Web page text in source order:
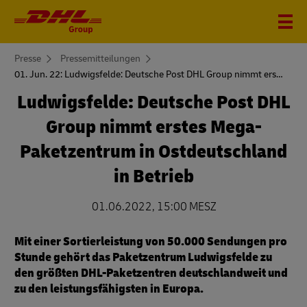
You
here
Presse
Pressemitteilungen
01. Jun. 22: Ludwigsfelde: Deutsche Post DHL Group nimmt erstes Mega-Paketzentrum in Ostdeutschland in Betrieb
Ludwigsfelde: Deutsche Post DHL
Group nimmt erstes Mega-
Paketzentrum in Ostdeutschland
in Betrieb
01.06.2022, 15:00 MESZ
Mit einer Sortierleistung von 50.000 Sendungen pro
Stunde gehört das Paketzentrum Ludwigsfelde zu
den größten DHL-Paketzentren deutschlandweit und
zu den leistungsfähigsten in Europa.